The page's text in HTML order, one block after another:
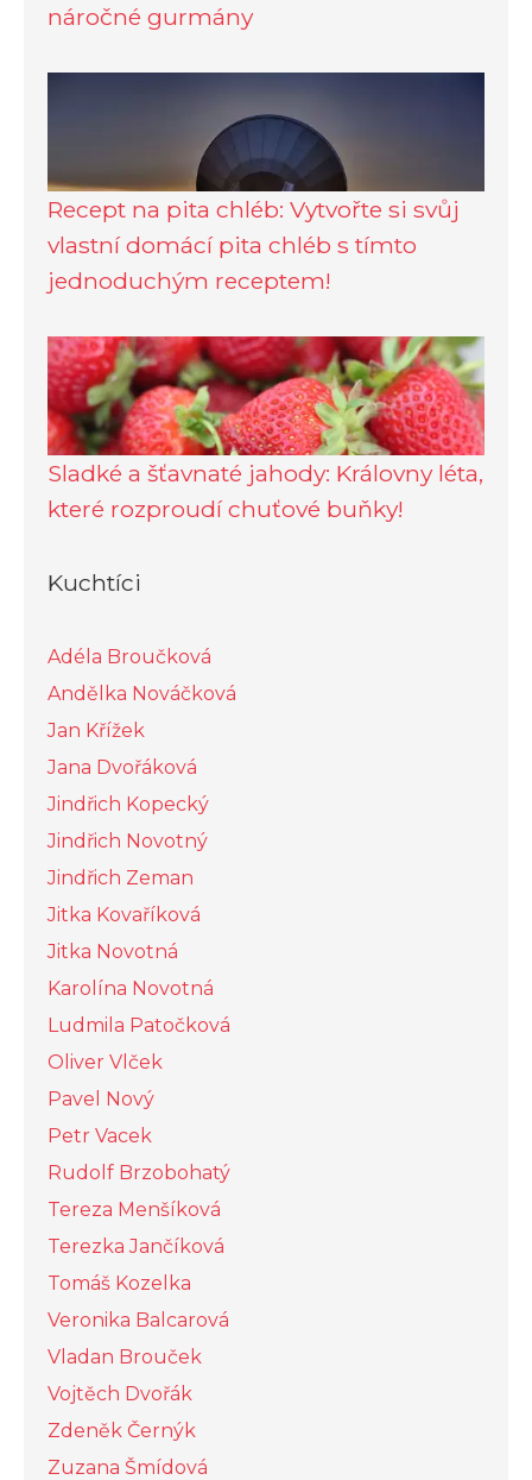
náročné gurmány
Recept na pita chléb: Vytvořte si svůj
vlastní domácí pita chléb s tímto
jednoduchým receptem!
Sladké a šťavnaté jahody: Královny léta,
které rozproudí chuťové buňky!
Kuchtíci
Adéla Broučková
Andělka Nováčková
Jan Křížek
Jana Dvořáková
Jindřich Kopecký
Jindřich Novotný
Jindřich Zeman
Jitka Kovaříková
Jitka Novotná
Karolína Novotná
Ludmila Patočková
Oliver Vlček
Pavel Nový
Petr Vacek
Rudolf Brzobohatý
Tereza Menšíková
Terezka Jančíková
Tomáš Kozelka
Veronika Balcarová
Vladan Brouček
Vojtěch Dvořák
Zdeněk Černýk
Zuzana Šmídová